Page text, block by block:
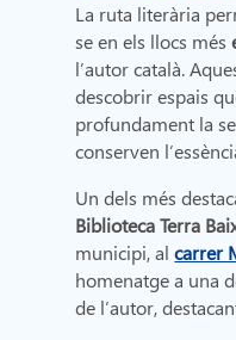
La ruta literària
se en els llocs més
l’autor català.
descobrir espais
profundament la
conserven
Un dels més
Biblioteca Terra
municipi, alcarrer
homenatge a una
de l’autor,